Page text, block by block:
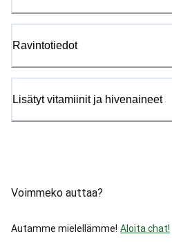
Ravintotiedot
Lisätyt vitamiinit ja hivenaineet
Voimmeko auttaa?
Autamme mielellämme! Aloita chat!